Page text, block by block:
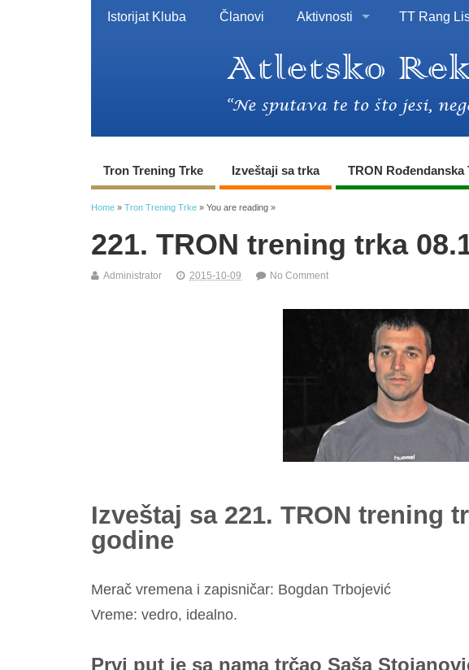
Istorijat Kluba Članovi Aktivnosti TT Rang
Tron Trening Trke Izveštaji sa trka TRON Rođendanska
Home » Tron Trening Trke » You are reading »
221. TRON trening trka
Administrator 2015-10-09 No Comment
Izveštaj sa 221. TRON trening
godine
Merač vremena i zapisničar: Bogdan Trbojević
Vreme: vedro, idealno.
Prvi put je sa nama trčao Saša